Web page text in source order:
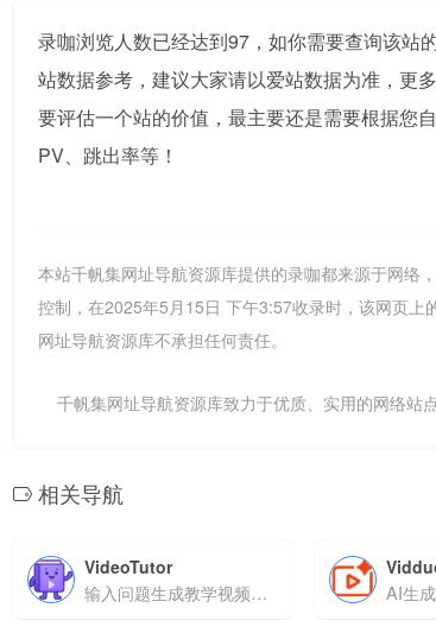
录咖浏览人数已经达到97，如你需要查询该站
站数据参考，建议大家请以爱站数据为准，更
要评估一个站的价值，最主要还是需要根据您
PV、跳出率等！
本站千帆集网址导航资源库提供的录咖都来源于网络
控制，在2025年5月15日 下午3:57收录时，该网页
网址导航资源库不承担任何责任。
千帆集网址导航资源库致力于优质、实用的网络站
相关导航
VideoTutor
输入问题生成教学视频，支持多语言配音和互动测试